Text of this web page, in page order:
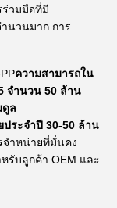
วมมือที่มี
นวนมาก การ
ความสามารถใน
จํานวน 50 ล้าน
ดูล
ประจําปี 30-50 ล้าน
าหน่ายที่มั่นคง
รับลูกค้า OEM และ